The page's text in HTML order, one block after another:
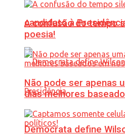
candidato à
Democrata define
A confusão do tempo
poesia!
Não pode ser apenas
dias melhores